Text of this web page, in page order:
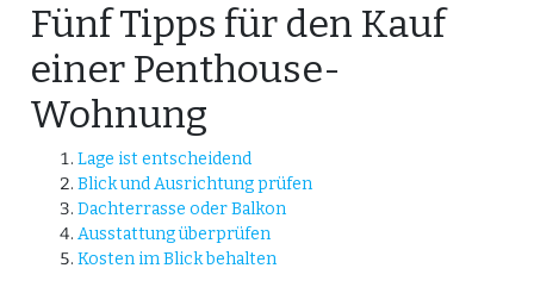
Fünf Tipps für den Kauf
einer Penthouse-
Wohnung
Lage ist entscheidend
Blick und Ausrichtung prüfen
Dachterrasse oder Balkon
Ausstattung überprüfen
Kosten im Blick behalten